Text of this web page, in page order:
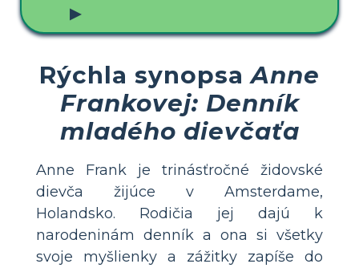
▶
Rýchla synopsaAnne
Frankovej: Denník
mladého dievčaťa
Anne Frank je trinásťročné židovské
dievča žijúce v Amsterdame,
Holandsko. Rodičia jej dajú k
narodeninám denník a ona si všetky
svoje myšlienky a zážitky zapíše do